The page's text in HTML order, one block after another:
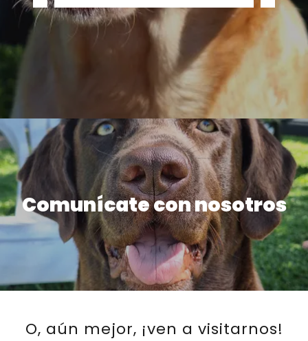
Comunícate con nosotros
O, aún mejor, ¡ven a visitarnos!